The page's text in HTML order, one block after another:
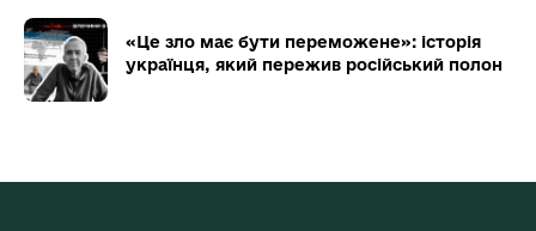
«Це зло має бути переможене»: історія
українця, який пережив російський полон